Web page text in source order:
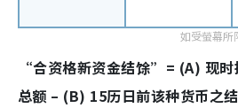
“合资格新资金结馀”= (A) 现时
总额 – (B) 15历日前该种货币之